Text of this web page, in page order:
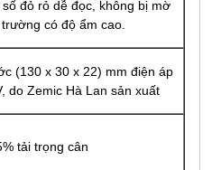
đỏ rỏ dễ đọc, không bị mờ
có độ ẩm cao.
(130 x 30 x 22) mm điện áp
do Zemic Hà Lan sản xuất
tải trọng cân